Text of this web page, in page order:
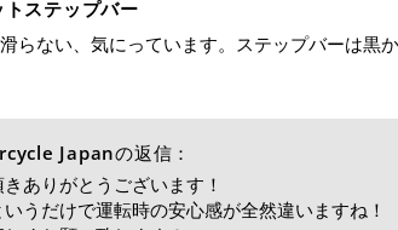
ステップバー
らない、気にっています。ステップバーは黒か
Japanの返信：
ありがとうございます！
うだけで運転時の安心感が全然違いますね！